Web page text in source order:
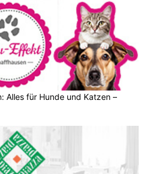
Alles für Hunde und Katzen –